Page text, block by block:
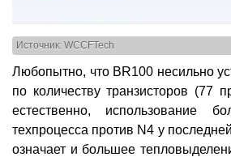
Источник: WCCFTech
Любопытно, что BR100 несильно
по количеству транзисторов (77
естественно, использование
техпроцесса против N4 у
означает и большее